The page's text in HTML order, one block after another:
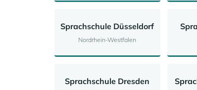
Sprachschule Düsseldorf
Nordrhein-Westfalen
Sprachschule Dresden